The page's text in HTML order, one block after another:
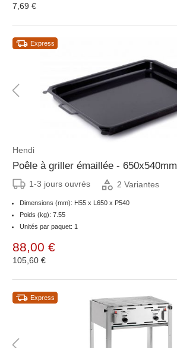
7,69 €
Express
Hendi
Poêle à griller émaillée - 650x540mm
1-3 jours ouvrés 2 Variantes
Dimensions (mm): H55 x L650 x P540
Poids (kg): 7.55
Unités par paquet: 1
88,00 €
105,60 €
Express